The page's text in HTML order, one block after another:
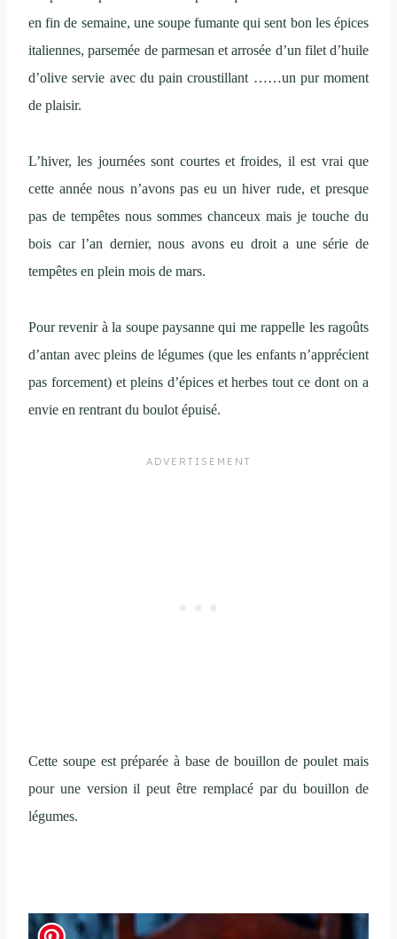
en fin de semaine, une soupe fumante qui sent bon les épices
italiennes, parsemée de parmesan et arrosée d’un filet d’huile
d’olive servie avec du pain croustillant ……un pur moment
de plaisir.
L’hiver, les journées sont courtes et froides, il est vrai que
cette année nous n’avons pas eu un hiver rude, et presque
pas de tempêtes nous sommes chanceux mais je touche du
bois car l’an dernier, nous avons eu droit a une série de
tempêtes en plein mois de mars.
Pour revenir à la soupe paysanne qui me rappelle les ragoûts
d’antan avec pleins de légumes (que les enfants n’apprécient
pas forcement) et pleins d’épices et herbes tout ce dont on a
envie en rentrant du boulot épuisé.
Cette soupe est préparée à base de bouillon de poulet mais
pour une version il peut être remplacé par du bouillon de
légumes.